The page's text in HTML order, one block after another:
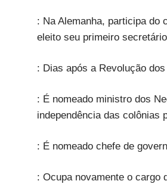
: Na Alemanha, participa do
eleito seu primeiro
: Dias após a Revolução
: É nomeado ministro dos
independência das colônias
: É nomeado chefe de
: Ocupa novamente o cargo